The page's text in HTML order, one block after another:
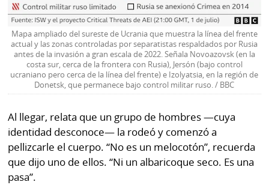
Mapa ampliado del sureste de Ucrania que muestra la línea del frente
actual y las zonas controladas por separatistas respaldados por Rusia
antes de la invasión a gran escala de 2022. Señala Novoazovsk (en la
costa sur, cerca de la frontera con Rusia), Jersón (bajo control
ucraniano pero cerca de la línea del frente) e Izolyatsia, en la región de
Donetsk, que permanece bajo control militar ruso. / BBC
Al llegar, relata que un grupo de hombres —cuya
identidad desconoce— la rodeó y comenzó a
pellizcarle el cuerpo. “No es un melocotón”, recuerda
que dijo uno de ellos. “Ni un albaricoque seco. Es una
pasa”.